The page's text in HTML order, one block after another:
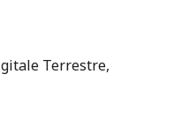
Terrestre,